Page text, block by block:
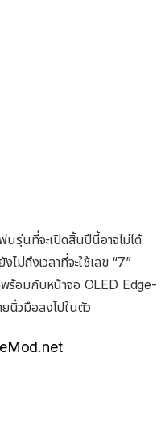
นรุ่นที่จะเปิดสิ้นปีนี้อาจไม่ได้
ไม่ถึงเวลาที่จะใช้เลข “7”
ร้อมกับหน้าจอ OLED Edge-
นิ้วมือลงไปในตัว